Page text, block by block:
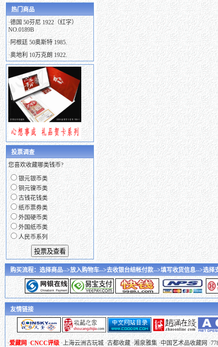
热门商品
·德国 50芬尼 1922（红字）
NO.0189B
·阿根廷 50奥斯特 1985.
·奥地利 10万克朗 1922.
投票调查
您喜欢收藏哪类钱币?
银元银币类
铜元镍币类
古钱花钱类
纸币票券类
外国硬币类
外国纸币类
人民币系列
购买流程：选择商品-->放入购物车-->去收银台结帐付款-->填写收货信息-->选
友情链接
·爱藏网 ·CNCC评级·上海云洲古玩城 ·古都收藏·湘泉雅集 ·中国艺术品收藏网·